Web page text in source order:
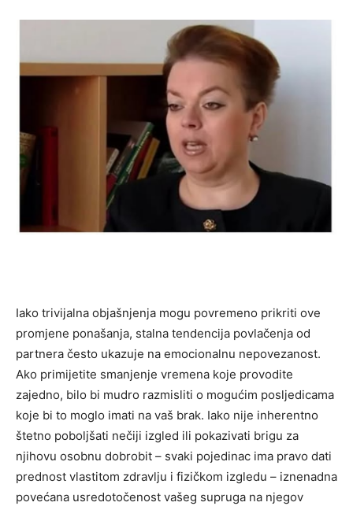
Iako trivijalna objašnjenja mogu povremeno prikriti ove
promjene ponašanja, stalna tendencija povlačenja od
partnera često ukazuje na emocionalnu nepovezanost.
Ako primijetite smanjenje vremena koje provodite
zajedno, bilo bi mudro razmisliti o mogućim posljedicama
koje bi to moglo imati na vaš brak. Iako nije inherentno
štetno poboljšati nečiji izgled ili pokazivati ​​brigu za
njihovu osobnu dobrobit – svaki pojedinac ima pravo dati
prednost vlastitom zdravlju i fizičkom izgledu – iznenadna
povećana usredotočenost vašeg supruga na njegov